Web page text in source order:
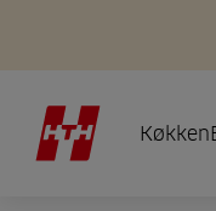
Køkken